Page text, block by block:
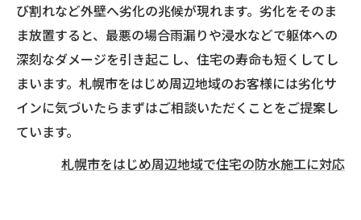
び割れなど外壁へ劣化の兆候が現れます。劣化をそのま
ま放置すると、最悪の場合雨漏りや浸水などで躯体への
深刻なダメージを引き起こし、住宅の寿命も短くしてし
まいます。札幌市をはじめ周辺地域のお客様には劣化サ
インに気づいたらまずはご相談いただくことをご提案し
ています。
札幌市をはじめ周辺地域で住宅の防水施工に対応